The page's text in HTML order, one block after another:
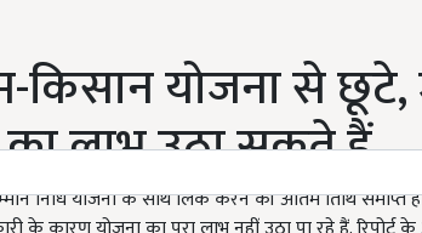
किसान योजना से छूटे,
लाभ उठा सकते हैं
निधि योजना के साथ लिंक करने की अंतिम तिथि समाप्त